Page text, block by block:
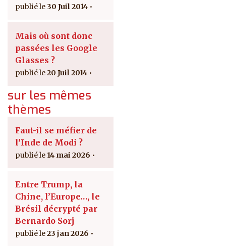
30 Juil 2014
Mais où sont donc
passées les Google
Glasses ?
20 Juil 2014
sur les mêmes
thèmes
Faut-il se méfier de
l'Inde de Modi ?
14 mai 2026
Entre Trump, la
Chine, l’Europe…, le
Brésil décrypté par
Bernardo Sorj
23 jan 2026